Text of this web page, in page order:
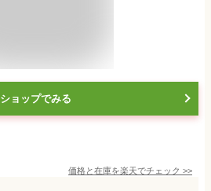
ショップでみる
価格と在庫を楽天でチェック >>